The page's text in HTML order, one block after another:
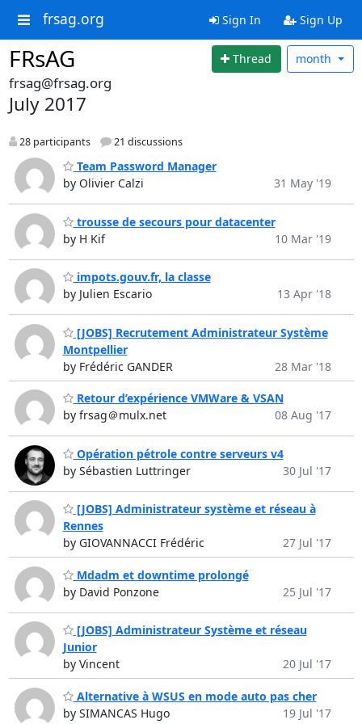
frsag.org Sign In Sign Up
FRsAG Thread month
frsag@frsag.org
July 2017
28 participants 21 discussions
Team Password Manager
by Olivier Calzi
31 May '19
trousse de secours pour datacenter
by H Kif
10 Mar '19
impots.gouv.fr, la classe
by Julien Escario
13 Apr '18
[JOBS] Recrutement Administrateur Système
Montpellier
by Frédéric GANDER
28 Mar '18
Retour d’expérience VMWare & VSAN
by frsag＠mulx.net
08 Aug '17
Opération pétrole contre serveurs v4
by Sébastien Luttringer
30 Jul '17
[JOBS] Administrateur système et réseau à
Rennes
by GIOVANNACCI Frédéric
27 Jul '17
Mdadm et downtime prolongé
by David Ponzone
25 Jul '17
[JOBS] Administrateur Système et réseau
Junior
by Vincent
20 Jul '17
Alternative à WSUS en mode auto pas cher
by SIMANCAS Hugo
19 Jul '17